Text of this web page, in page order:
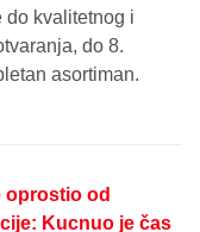
do kvalitetnog i
do 8.
asortiman.
oprostio od
Kucnuo je čas